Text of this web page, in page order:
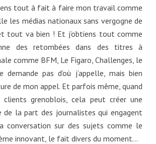
tout à fait à faire mon travail comme
les médias nationaux sans vergogne de
tout va bien ! Et j’obtiens tout comme
des retombées dans des titres à
comme BFM, Le Figaro, Challenges, le
pas d’où j’appelle, mais bien
de mon appel. Et parfois même, quand
clients grenoblois, cela peut créer une
de la part des journalistes qui engagent
conversation sur des sujets comme le
innovant, le fait divers du moment…